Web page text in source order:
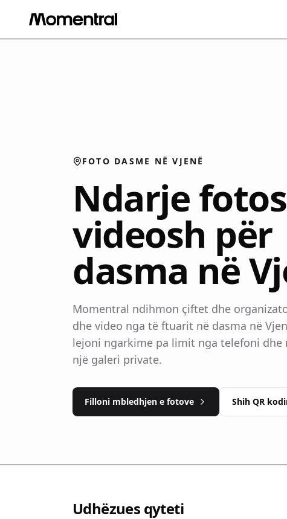
FOTO DASME NË VJENË
Ndarje
videosh për
dasma në
Momentral ndihmon çiftet dhe
dhe video nga të ftuarit në dasma në
lejoni ngarkime pa limit nga telefoni dhe
një galeri private.
Filloni mbledhjen e fotove Shih QR
Udhëzues qyteti